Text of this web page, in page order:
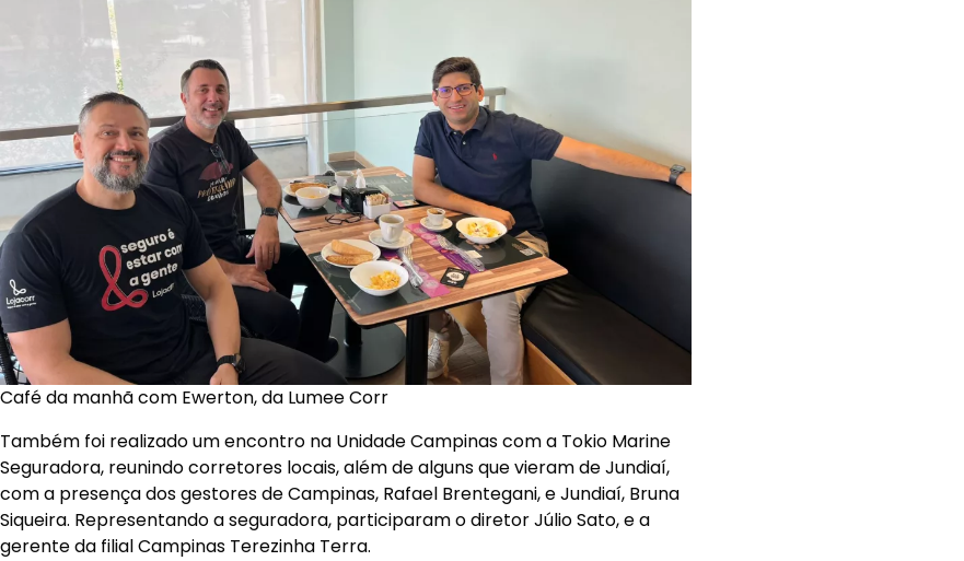
Café da manhã com Ewerton, da Lumee Corr
Também foi realizado um encontro na Unidade Campinas com a Tokio Marine
Seguradora, reunindo corretores locais, além de alguns que vieram de Jundiaí,
com a presença dos gestores de Campinas, Rafael Brentegani, e Jundiaí, Bruna
Siqueira. Representando a seguradora, participaram o diretor Júlio Sato, e a
gerente da filial Campinas Terezinha Terra.